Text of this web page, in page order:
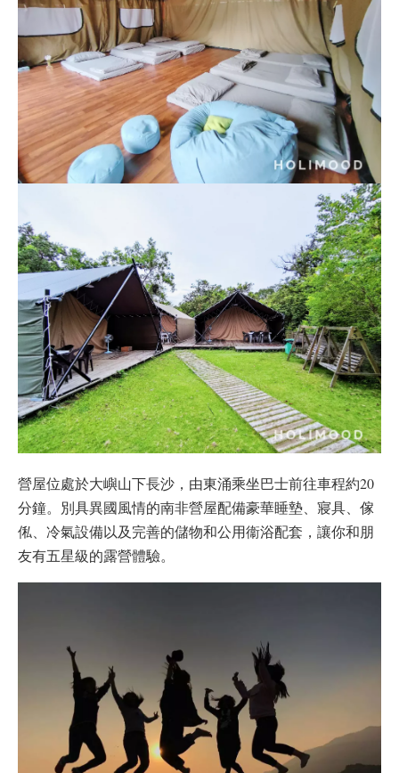
營屋位處於大嶼山下長沙，由東涌乘坐巴士前往車程約20
分鐘。別具異國風情的南非營屋配備豪華睡墊、寢具、傢
俬、冷氣設備以及完善的儲物和公用衞浴配套，讓你和朋
友有五星級的露營體驗。